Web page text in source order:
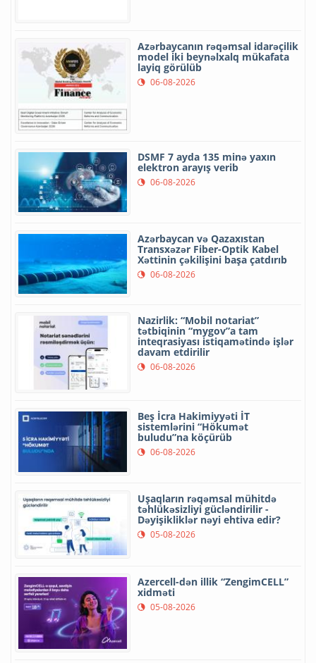
Azərbaycanın rəqəmsal idarəçilik
model iki beynəlxalq mükafata
layiq görülüb
06-08-2026
DSMF 7 ayda 135 minə yaxın
elektron arayış verib
06-08-2026
Azərbaycan və Qazaxıstan
Transxəzər Fiber-Optik Kabel
Xəttinin çəkilişini başa çatdırıb
06-08-2026
Nazirlik: “Mobil notariat”
tətbiqinin “mygov”a tam
inteqrasiyası istiqamətində işlər
davam etdirilir
06-08-2026
Beş İcra Hakimiyyəti İT
sistemlərini “Hökumət
buludu”na köçürüb
06-08-2026
Uşaqların rəqəmsal mühitdə
təhlükəsizliyi gücləndirilir -
Dəyişikliklər nəyi ehtiva edir?
05-08-2026
Azercell-dən illik “ZengimCELL”
xidməti
05-08-2026